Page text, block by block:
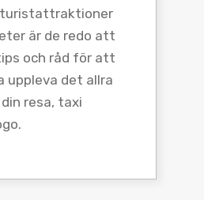
är de redo att
och råd för att
uppleva det allra
resa, taxi